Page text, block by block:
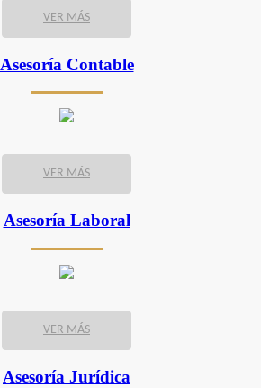
VER MÁS
Asesoría Contable
VER MÁS
Asesoría Laboral
VER MÁS
Asesoría Jurídica